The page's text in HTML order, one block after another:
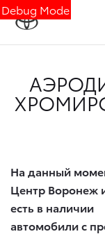
Debug Mode
На данный
Центр Воронеж
есть в наличии
автомобили с